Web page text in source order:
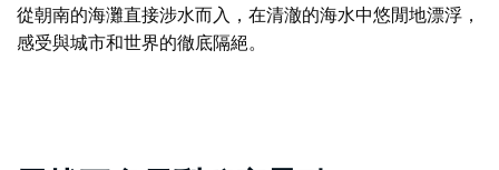
從朝南的海灘直接涉水而入，在清澈的海水中悠閒地漂浮，
感受與城市和世界的徹底隔絕。